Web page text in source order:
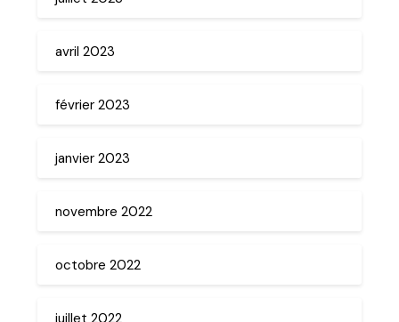
avril 2023
février 2023
janvier 2023
novembre 2022
octobre 2022
juillet 2022